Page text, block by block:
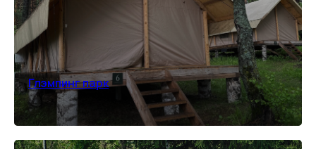
Глэмпинг парк